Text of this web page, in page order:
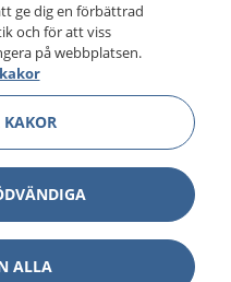
ge dig en förbättrad
och för att viss
på webbplatsen.
ALLA